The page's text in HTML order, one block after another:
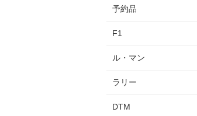
予約品
F1
ル・マン
ラリー
DTM